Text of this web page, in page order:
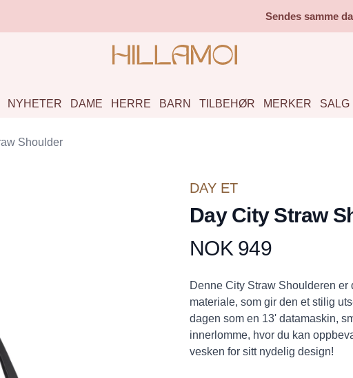
Sendes samme
NYHETER DAME HERRE BARN TILBEHØR MERKER SALG
Shoulder
DAY ET
Day City Straw
Produktdetaljer
NOK 949
Description
Denne City Straw Shoulderen
materiale, som gir den et stilig
dagen som en 13' datamaskin,
innerlomme, hvor du kan
vesken for sitt nydelig design!